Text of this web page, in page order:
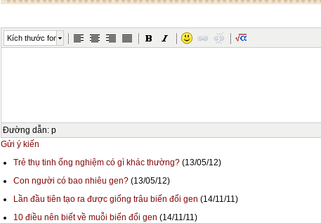
Kích thước font
Đường dẫn: p
Gửi ý kiến
Trẻ thụ tinh ống nghiệm có gì khác thường? (13/05/12)
Con người có bao nhiêu gen? (13/05/12)
Lần đầu tiên tạo ra được giống trâu biến đổi gen (14/11/11)
10 điều nên biết về muỗi biến đổi gen (14/11/11)